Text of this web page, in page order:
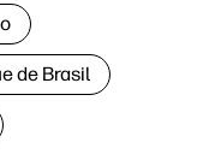
de Brasil